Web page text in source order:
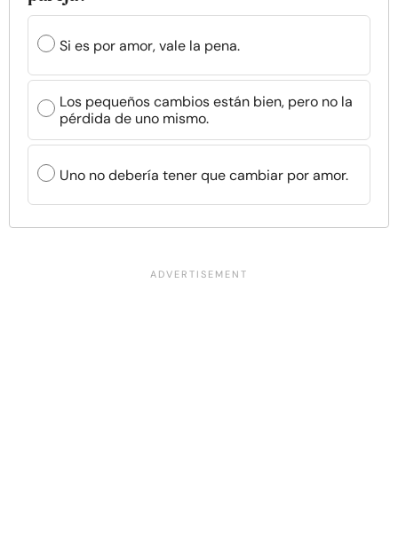
Si es por amor, vale la pena.
Los pequeños cambios están bien, pero no la
pérdida de uno mismo.
Uno no debería tener que cambiar por amor.